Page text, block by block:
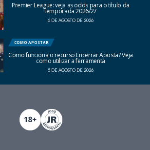
Premier League: veja as odds para o título da
temporada 2026/27
6 DE AGOSTO DE 2026
COMO APOSTAR
Como funciona o recurso Encerrar Aposta? Veja
como utilizar a ferramenta
5 DE AGOSTO DE 2026